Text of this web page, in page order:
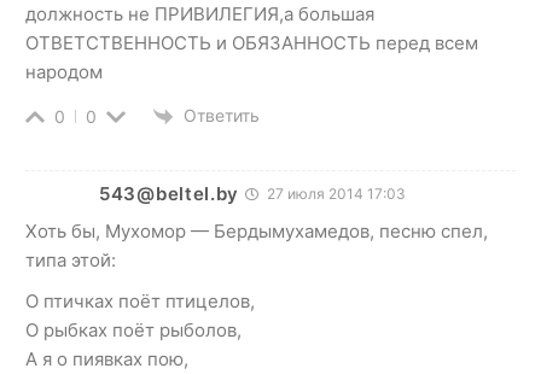
должность не ПРИВИЛЕГИЯ,а большая
ОТВЕТСТВЕННОСТЬ и ОБЯЗАННОСТЬ перед всем
народом
0 0 Ответить
543@beltel.by 27 июля 2014 17:03
Хоть бы, Мухомор — Бердымухамедов, песню спел,
типа этой:
О птичках поёт птицелов,
О рыбках поёт рыболов,
А я о пиявках пою,